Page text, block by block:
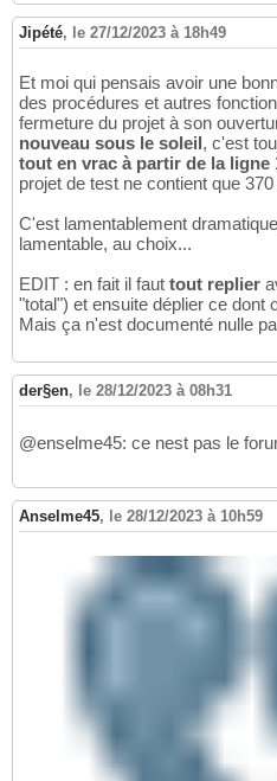
Jipété, le 27/12/2023 à 18h49
Et moi qui pensais avoir une
des procédures et autres
fermeture du projet à son
nouveau sous le soleil, c'est
tout en vrac à partir de la ligne
projet de test ne contient que
C'est lamentablement
lamentable, au choix...
EDIT : en fait il faut tout replier
"total") et ensuite déplier ce dont
Mais ça n'est documenté nulle
der§en, le 28/12/2023 à 08h31
@enselme45: ce nest pas le
Anselme45, le 28/12/2023 à 10h59